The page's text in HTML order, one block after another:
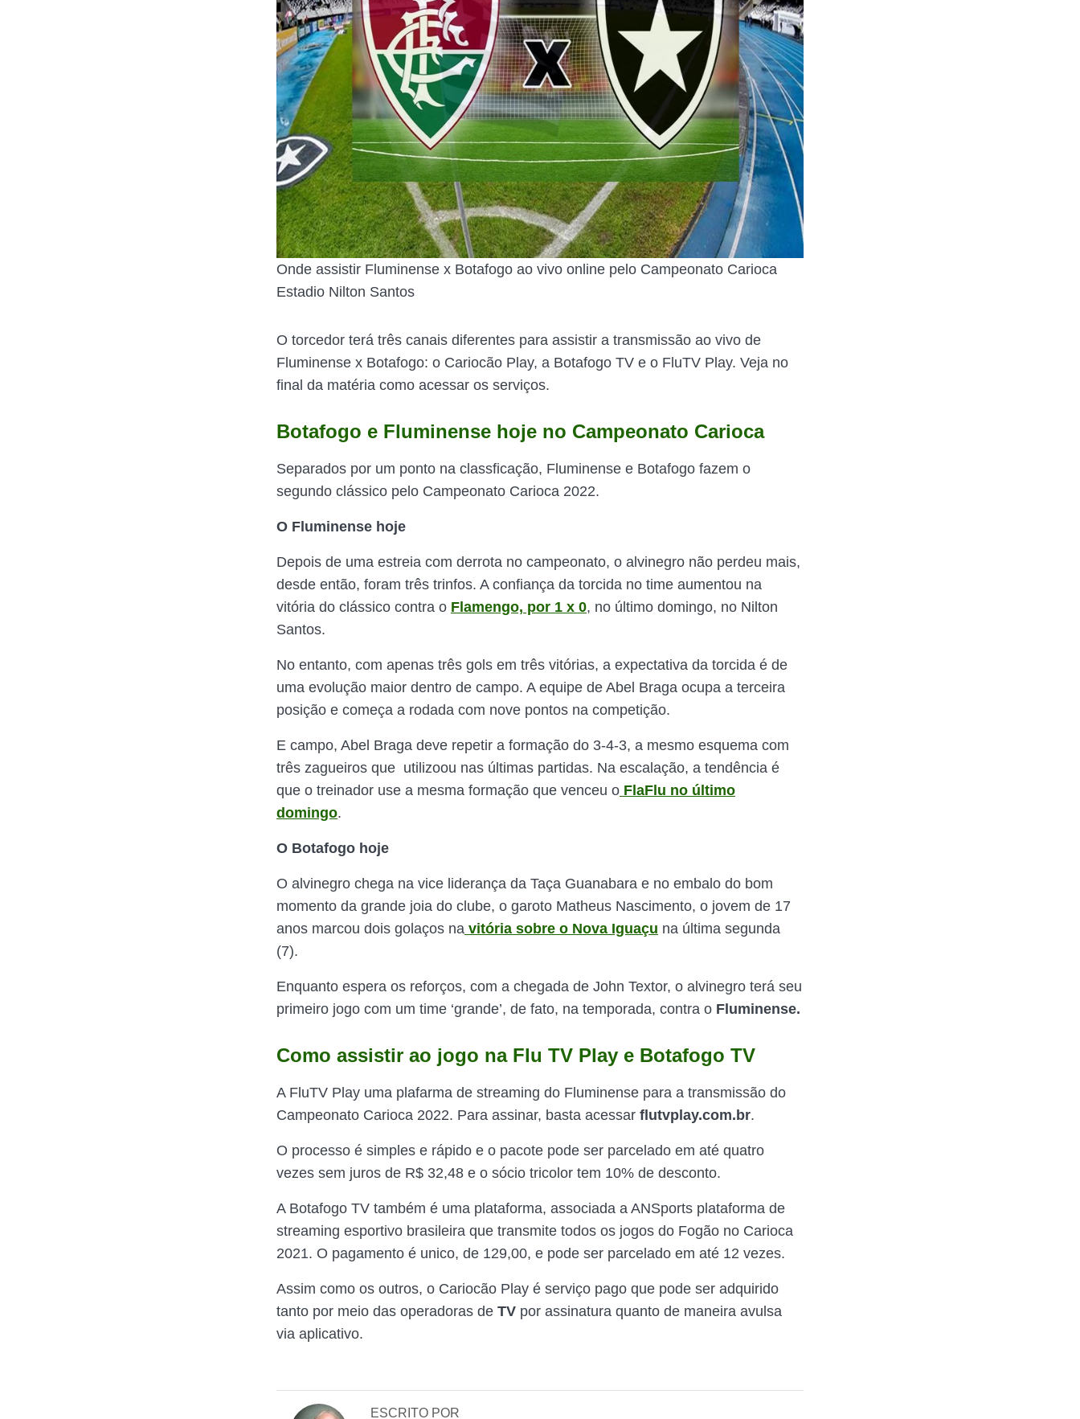
Onde assistir Fluminense x Botafogo ao vivo online pelo Campeonato Carioca
Estadio Nilton Santos
O torcedor terá três canais diferentes para assistir a transmissão ao vivo de
Fluminense x Botafogo: o Cariocão Play, a Botafogo TV e o FluTV Play. Veja no
final da matéria como acessar os serviços.
Botafogo e Fluminense hoje no Campeonato Carioca
Separados por um ponto na classficação, Fluminense e Botafogo fazem o
segundo clássico pelo Campeonato Carioca 2022.
O Fluminense hoje
Depois de uma estreia com derrota no campeonato, o alvinegro não perdeu mais,
desde então, foram três trinfos. A confiança da torcida no time aumentou na
vitória do clássico contra o Flamengo, por 1 x 0, no último domingo, no Nilton
Santos.
No entanto, com apenas três gols em três vitórias, a expectativa da torcida é de
uma evolução maior dentro de campo. A equipe de Abel Braga ocupa a terceira
posição e começa a rodada com nove pontos na competição.
E campo, Abel Braga deve repetir a formação do 3-4-3, a mesmo esquema com
três zagueiros que utilizoou nas últimas partidas. Na escalação, a tendência é
que o treinador use a mesma formação que venceu o FlaFlu no último
domingo.
O Botafogo hoje
O alvinegro chega na vice liderança da Taça Guanabara e no embalo do bom
momento da grande joia do clube, o garoto Matheus Nascimento, o jovem de 17
anos marcou dois golaços na vitória sobre o Nova Iguaçu na última segunda
(7).
Enquanto espera os reforços, com a chegada de John Textor, o alvinegro terá seu
primeiro jogo com um time ‘grande’, de fato, na temporada, contra o Fluminense.
Como assistir ao jogo na Flu TV Play e Botafogo TV
A FluTV Play uma plafarma de streaming do Fluminense para a transmissão do
Campeonato Carioca 2022. Para assinar, basta acessar flutvplay.com.br.
O processo é simples e rápido e o pacote pode ser parcelado em até quatro
vezes sem juros de R$ 32,48 e o sócio tricolor tem 10% de desconto.
A Botafogo TV também é uma plataforma, associada a ANSports plataforma de
streaming esportivo brasileira que transmite todos os jogos do Fogão no Carioca
2021. O pagamento é unico, de 129,00, e pode ser parcelado em até 12 vezes.
Assim como os outros, o Cariocão Play é serviço pago que pode ser adquirido
tanto por meio das operadoras de TV por assinatura quanto de maneira avulsa
via aplicativo.
ESCRITO POR